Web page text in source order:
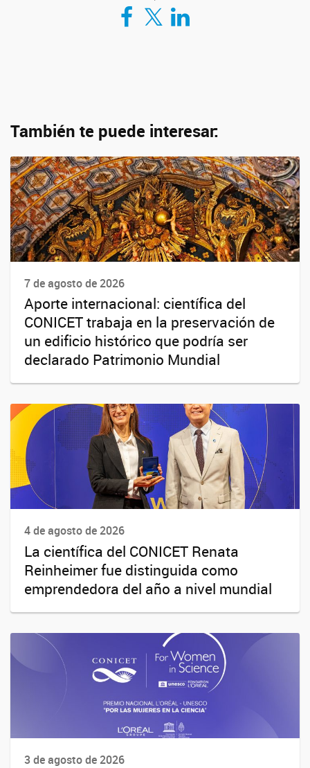
También te puede interesar:
7 de agosto de 2026
Aporte internacional: científica del
CONICET trabaja en la preservación de
un edificio histórico que podría ser
declarado Patrimonio Mundial
4 de agosto de 2026
La científica del CONICET Renata
Reinheimer fue distinguida como
emprendedora del año a nivel mundial
3 de agosto de 2026